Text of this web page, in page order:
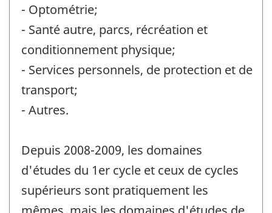
- Optométrie;
- Santé autre, parcs, récréation et
conditionnement physique;
- Services personnels, de protection et de
transport;
- Autres.
Depuis 2008-2009, les domaines
d'études du 1er cycle et ceux de cycles
supérieurs sont pratiquement les